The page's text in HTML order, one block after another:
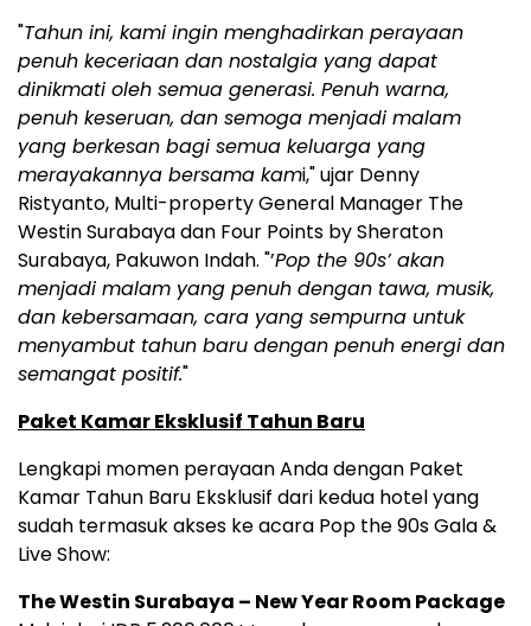
"Tahun ini, kami ingin menghadirkan perayaan
penuh keceriaan dan nostalgia yang dapat
dinikmati oleh semua generasi. Penuh warna,
penuh keseruan, dan semoga menjadi malam
yang berkesan bagi semua keluarga yang
merayakannya bersama kami," ujar Denny
Ristyanto, Multi-property General Manager The
Westin Surabaya dan Four Points by Sheraton
Surabaya, Pakuwon Indah. "’Pop the 90s’ akan
menjadi malam yang penuh dengan tawa, musik,
dan kebersamaan, cara yang sempurna untuk
menyambut tahun baru dengan penuh energi dan
semangat positif."
Paket Kamar Eksklusif Tahun Baru
Lengkapi momen perayaan Anda dengan Paket
Kamar Tahun Baru Eksklusif dari kedua hotel yang
sudah termasuk akses ke acara Pop the 90s Gala &
Live Show:
The Westin Surabaya – New Year Room Package